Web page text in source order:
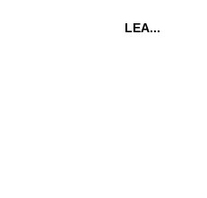
LEA...